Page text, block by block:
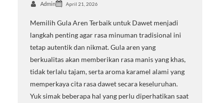
Admin April 21, 2026
Memilih Gula Aren Terbaik untuk Dawet menjadi
langkah penting agar rasa minuman tradisional ini
tetap autentik dan nikmat. Gula aren yang
berkualitas akan memberikan rasa manis yang khas,
tidak terlalu tajam, serta aroma karamel alami yang
memperkaya cita rasa dawet secara keseluruhan.
Yuk simak beberapa hal yang perlu diperhatikan saat